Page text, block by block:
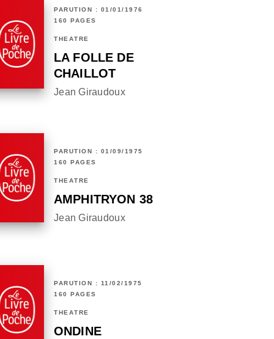
PARUTION : 01/01/1976
160 PAGES
THÉÂTRE
LA FOLLE DE
CHAILLOT
Jean Giraudoux
PARUTION : 01/09/1975
160 PAGES
THÉÂTRE
AMPHITRYON 38
Jean Giraudoux
PARUTION : 11/02/1975
160 PAGES
THÉÂTRE
ONDINE